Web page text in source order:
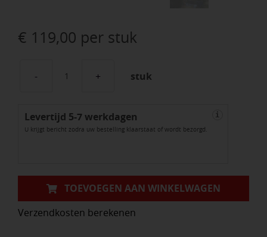
€ 119,00 per stuk
Big
Rose
Silver
stuk
Levertijd 5-7 werkdagen
U krijgt bericht zodra uw bestelling klaarstaat of wordt bezorgd.
i
TOEVOEGEN AAN WINKELWAGEN
Verzendkosten berekenen